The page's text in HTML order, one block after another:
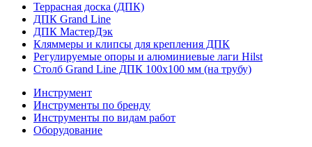
Террасная доска (ДПК)
ДПК Grand Line
ДПК МастерДэк
Кляммеры и клипсы для крепления ДПК
Регулируемые опоры и алюминиевые лаги Hilst
Столб Grand Line ДПК 100х100 мм (на трубу)
Инструмент
Инструменты по бренду
Инструменты по видам работ
Оборудование